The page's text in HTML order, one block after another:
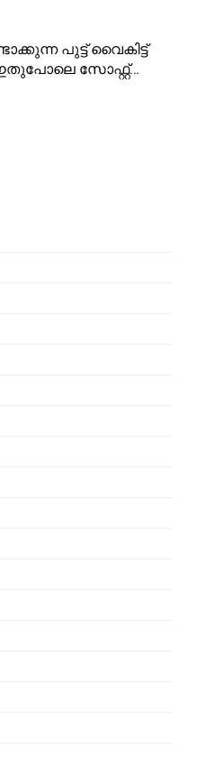
പുട്ട് വൈകിട്ട്
സോഫ്റ്റ്…